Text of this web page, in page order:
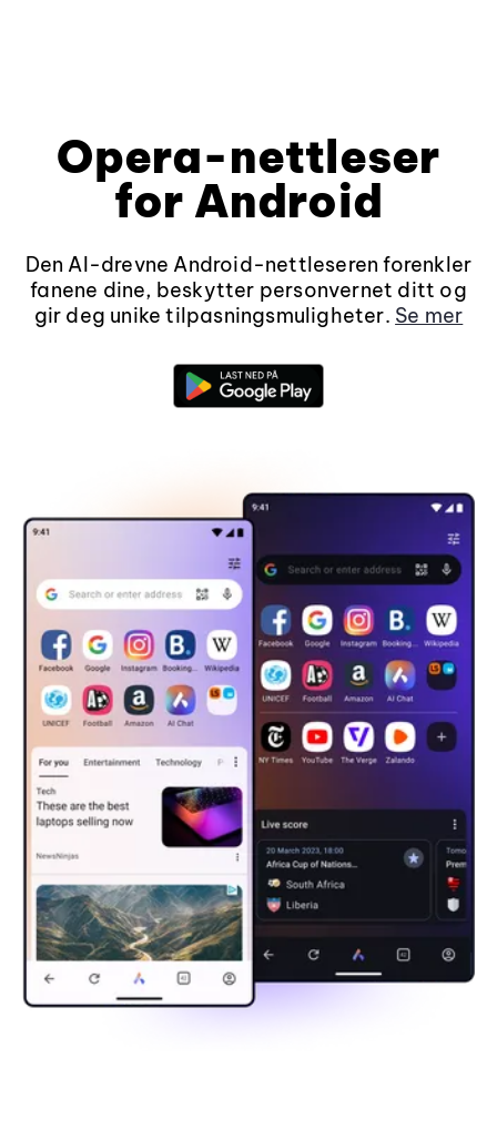
Opera-nettleser
for Android
Den AI-drevne Android-nettleseren forenkler
fanene dine, beskytter personvernet ditt og
gir deg unike tilpasningsmuligheter. Se mer